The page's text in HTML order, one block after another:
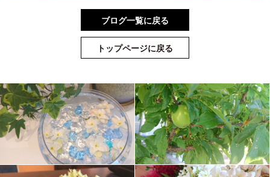
ブログ一覧に戻る
トップページに戻る